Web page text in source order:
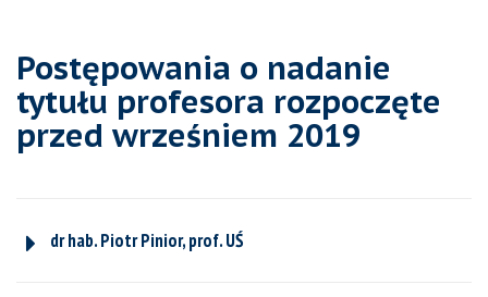
Postępowania o nadanie
tytułu profesora rozpoczęte
przed wrześniem 2019
dr hab. Piotr Pinior, prof. UŚ